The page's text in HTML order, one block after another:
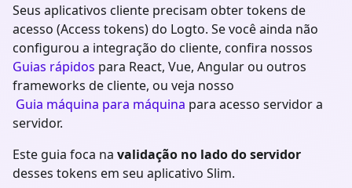
Seus aplicativos cliente precisam obter tokens de
acesso (Access tokens) do Logto. Se você ainda não
configurou a integração do cliente, confira nossos
Guias rápidos para React, Vue, Angular ou outros
frameworks de cliente, ou veja nosso
Guia máquina para máquina para acesso servidor a
servidor.
Este guia foca na validação no lado do servidor
desses tokens em seu aplicativo Slim.